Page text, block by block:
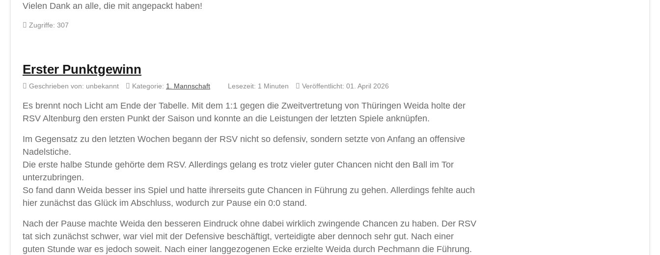
Vielen Dank an alle, die mit angepackt haben!
Zugriffe: 307
Erster Punktgewinn
Geschrieben von: unbekannt Kategorie: 1. Mannschaft Lesezeit: 1 Minuten Veröffentlicht: 01. April 2026
Es brennt noch Licht am Ende der Tabelle. Mit dem 1:1 gegen die Zweitvertretung von Thüringen Weida holte der
RSV Altenburg den ersten Punkt der Saison und konnte an die Leistungen der letzten Spiele anknüpfen.
Im Gegensatz zu den letzten Wochen begann der RSV nicht so defensiv, sondern setzte von Anfang an offensive
Nadelstiche.
Die erste halbe Stunde gehörte dem RSV. Allerdings gelang es trotz vieler guter Chancen nicht den Ball im Tor
unterzubringen.
So fand dann Weida besser ins Spiel und hatte ihrerseits gute Chancen in Führung zu gehen. Allerdings fehlte auch
hier zunächst das Glück im Abschluss, wodurch zur Pause ein 0:0 stand.
Nach der Pause machte Weida den besseren Eindruck ohne dabei wirklich zwingende Chancen zu haben. Der RSV
tat sich zunächst schwer, war viel mit der Defensive beschäftigt, verteidigte aber dennoch sehr gut. Nach einer
guten Stunde war es jedoch soweit. Nach einer langgezogenen Ecke erzielte Weida durch Pechmann die Führung.